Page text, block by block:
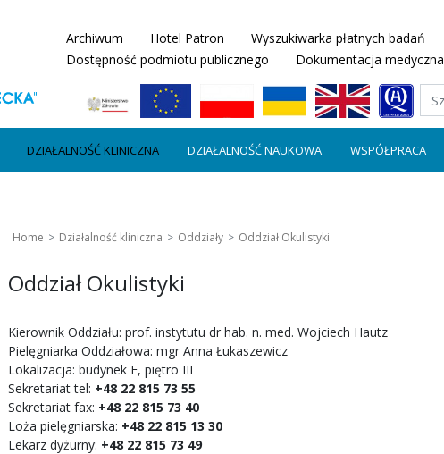
Archiwum Hotel Patron Wyszukiwarka płatnych badań
Dostępność podmiotu publicznego
Dokumentacja medyczna
DZIAŁALNOŚĆ KLINICZNA DZIAŁALNOŚĆ NAUKOWA WSPÓŁPRACA
Home Działalność kliniczna Oddziały Oddział Okulistyki
Oddział Okulistyki
Kierownik Oddziału: prof. instytutu dr hab. n. med. Wojciech Hautz
Pielęgniarka Oddziałowa: mgr Anna Łukaszewicz
Lokalizacja: budynek E, piętro III
Sekretariat tel: +48 22 815 73 55
Sekretariat fax: +48 22 815 73 40
Loża pielęgniarska: +48 22 815 13 30
Lekarz dyżurny: +48 22 815 73 49